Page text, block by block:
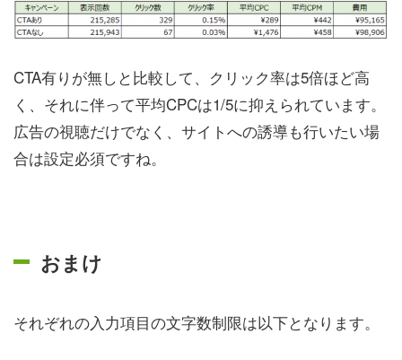
CTA有りが無しと比較して、クリック率は5倍ほど高
く、それに伴って平均CPCは1/5に抑えられています。
広告の視聴だけでなく、サイトへの誘導も行いたい場
合は設定必須ですね。
おまけ
それぞれの入力項目の文字数制限は以下となります。